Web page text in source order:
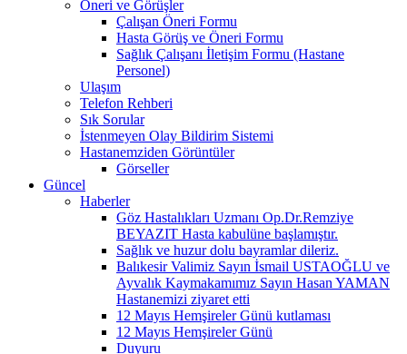
Öneri ve Görüşler
Çalışan Öneri Formu
Hasta Görüş ve Öneri Formu
Sağlık Çalışanı İletişim Formu (Hastane
Personel)
Ulaşım
Telefon Rehberi
Sık Sorular
İstenmeyen Olay Bildirim Sistemi
Hastanemziden Görüntüler
Görseller
Güncel
Haberler
Göz Hastalıkları Uzmanı Op.Dr.Remziye
BEYAZIT Hasta kabulüne başlamıştır.
Sağlık ve huzur dolu bayramlar dileriz.
Balıkesir Valimiz Sayın İsmail USTAOĞLU ve
Ayvalık Kaymakamımız Sayın Hasan YAMAN
Hastanemizi ziyaret etti
12 Mayıs Hemşireler Günü kutlaması
12 Mayıs Hemşireler Günü
Duyuru